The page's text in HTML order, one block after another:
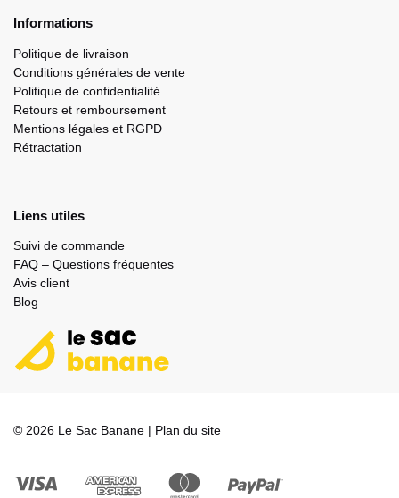
Informations
Politique de livraison
Conditions générales de vente
Politique de confidentialité
Retours et remboursement
Mentions légales et RGPD
Rétractation
Liens utiles
Suivi de commande
FAQ – Questions fréquentes
Avis client
Blog
© 2026 Le Sac Banane | Plan du site